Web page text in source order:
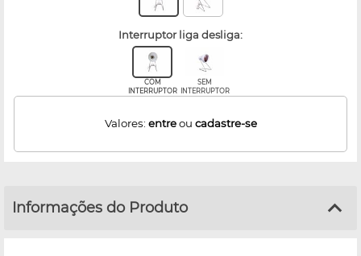
interruptor liga desliga:
COM
INTERRUPTOR
SEM
INTERRUPTOR
Valores: entreou cadastre-se
Informações do Produto